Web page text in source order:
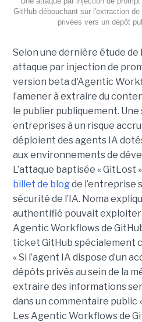
GitHub débouchant sur l'extraction
privées vers un dépôt
Selon une dernière étude de
attaque par injection de
version beta d'Agentic
l’amener à extraire du
le publier publiquement.
entreprises à un risque accru
déploient des agents IA
aux environnements de
L’attaque baptisée « GitLost
billet de blogde l’entreprise
sécurité de l’IA. Noma
authentifié pouvait exploiter
Agentic Workflows de
ticket GitHub spécialement
« Si l’agent IA dispose d’un
dépôts privés au sein de la
extraire des informations
dans un commentaire public
Les Agentic Workflows de